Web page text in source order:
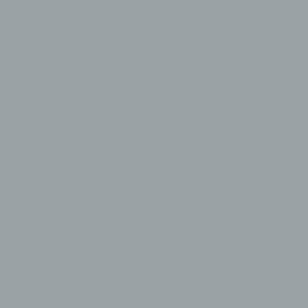
persönliche Aspekte, die sich auf eine natürliche Person
zu bewerten, insbesondere, um Aspekte bezüglich